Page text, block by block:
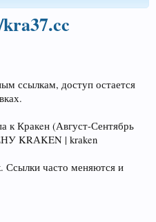
ссылкам, доступ остается
к Кракeн (Август-Сентябрь
KRАKEN | krаken
Ссылки часто меняются и